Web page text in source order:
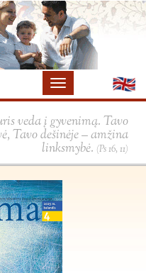
veda į gyvenimą. Tavo
Tavo dešinėje – amžina
linksmybė. (Ps 16, 11)
×